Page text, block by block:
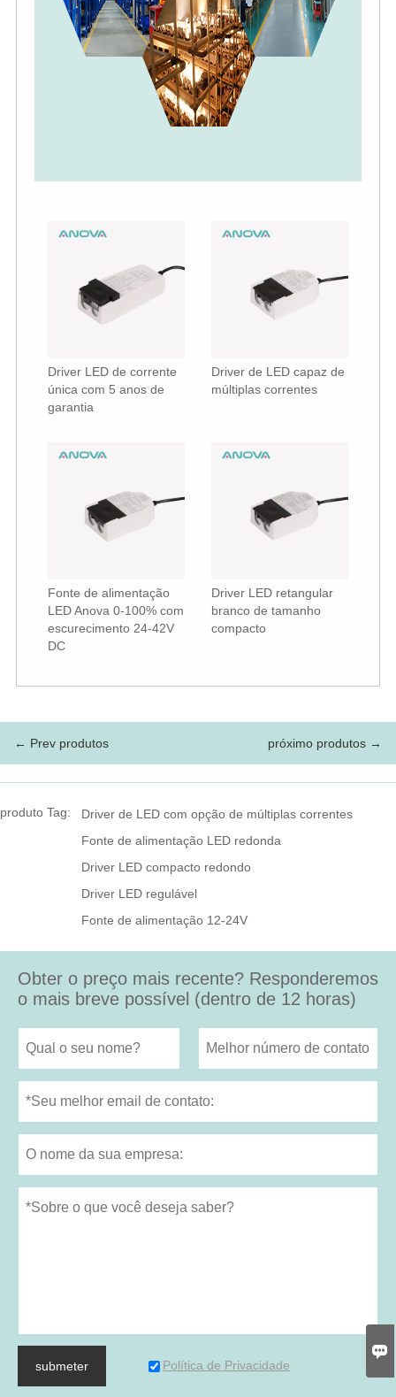
Driver LED de corrente
única com 5 anos de
garantia
Driver de LED capaz de
múltiplas correntes
Fonte de alimentação
LED Anova 0-100% com
escurecimento 24-42V
DC
Driver LED retangular
branco de tamanho
compacto
← Prev produtos próximo produtos →
produto Tag:
Driver de LED com opção de múltiplas correntes
Fonte de alimentação LED redonda
Driver LED compacto redondo
Driver LED regulável
Fonte de alimentação 12-24V
Obter o preço mais recente? Responderemos
o mais breve possível (dentro de 12 horas)
submeter Política de Privacidade
